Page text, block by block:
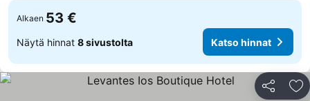
Alkaen 53 €
Näytä hinnat 8 sivustolta Katso hinnat
Jaa